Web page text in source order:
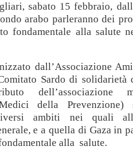
sabato 15 febbraio,
arabo parleranno dei
fondamentale alla salute
dall’Associazione
Sardo di solidarietà
dell’associazione
della
ambiti nei quali
e a quella di Gaza in
alla salute.